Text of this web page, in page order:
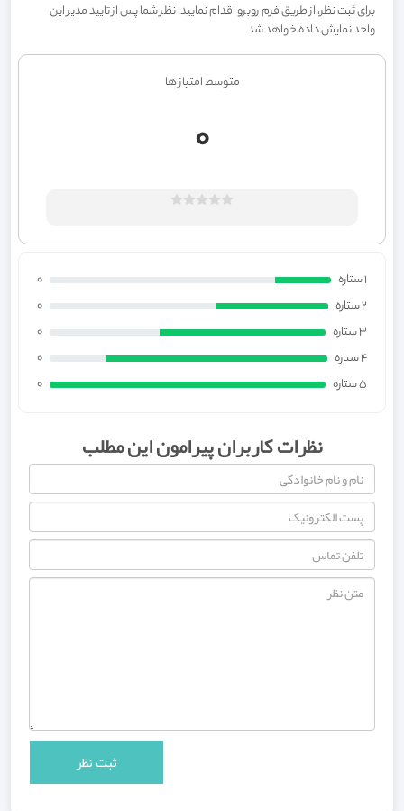
برای ثبت نظر، از طریق فرم روبرو اقدام نمایید. نظر شما پس از تایید مدیر این
واحد نمایش داده خواهد شد
متوسط امتیاز ها
0
1 ستاره
0
2 ستاره
0
3 ستاره
0
4 ستاره
0
5 ستاره
0
نظرات کاربران پیرامون این مطلب